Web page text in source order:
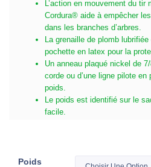
L’action en mouvement du
Cordura® aide à empêcher
dans les branches d’arbres.
La grenaille de plomb
pochette en latex pour la
Un anneau plaqué nickel de
corde ou d’une ligne pilote
poids.
Le poids est identifié sur le
facile.
Poids